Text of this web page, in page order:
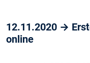
12.11.2020 →
online